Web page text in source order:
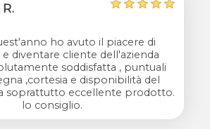
ho avuto il piacere di
diventare cliente dell'azienda
soddisfatta , puntuali
,cortesia e disponibilità del
soprattutto eccellente prodotto.
lo consiglio.